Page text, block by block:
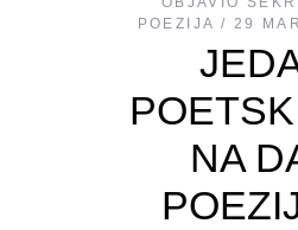
POEZIJA
29
NA